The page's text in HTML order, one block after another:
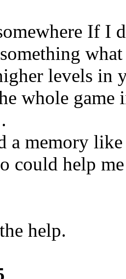
If I
levels in
whole
a memory
could help
help.